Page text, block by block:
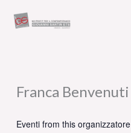
Franca Benvenuti
Eventi from this organizzatore